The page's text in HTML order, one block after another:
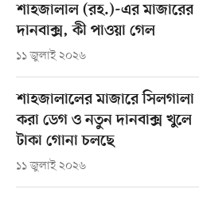
শাহজালাল (রহ.)-এর মাজারের
দানবাক্স, কী পাওয়া গেল
১১ জুলাই ২০২৬
শাহজালালের মাজারে সিলগালা
করা ডেগ ও নতুন দানবাক্স খুলে
টাকা গোনা চলছে
১১ জুলাই ২০২৬